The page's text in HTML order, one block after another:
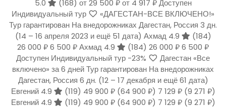
5.0
(168) от 29 500 ₽от 4 917 ₽Доступен
Индивидуальный тур
«ДАГЕСТАН-ВСЕ ВКЛЮЧЕНО!»
Тур гарантирован На внедорожниках Дагестан, Россия 3 дн.
(14 – 16 апреля 2023 и ещё 51 дата) Ахмад 4.9
(184)
26 000 ₽6 500 ₽Ахмад 4.9 (184) 26 000 ₽6 500 ₽
Доступен Индивидуальный тур -23%
Дагестан «Все
включено» за 6 дней Тур гарантирован На внедорожниках
Дагестан, Россия 6 дн. (12 – 17 декабря и ещё 61 дата)
Евгений 4.9
(119) 49 900 ₽ (64 900 ₽) 7 129 ₽ (9 271 ₽)
Евгений 4.9
(119) 49 900 ₽ (64 900 ₽) 7 129 ₽ (9 271 ₽)